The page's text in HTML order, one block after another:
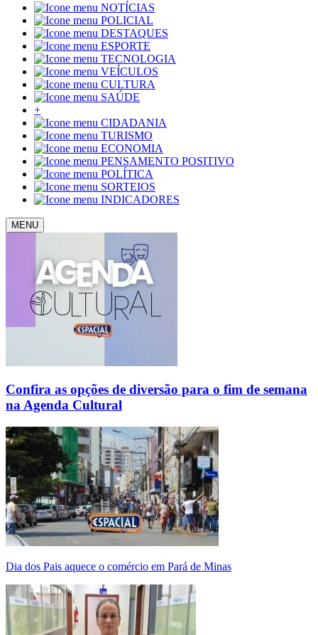
NOTÍCIAS
POLICIAL
DESTAQUES
ESPORTE
TECNOLOGIA
VEÍCULOS
CULTURA
SAÚDE
+
CIDADANIA
TURISMO
ECONOMIA
PENSAMENTO POSITIVO
POLÍTICA
SORTEIOS
INDICADORES
MENU
Confira as opções de diversão para o fim de semana
na Agenda Cultural
Dia dos Pais aquece o comércio em Pará de Minas